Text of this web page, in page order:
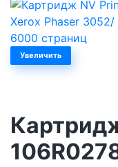
Увеличить